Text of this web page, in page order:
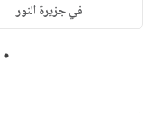
في جزيرة النور
1